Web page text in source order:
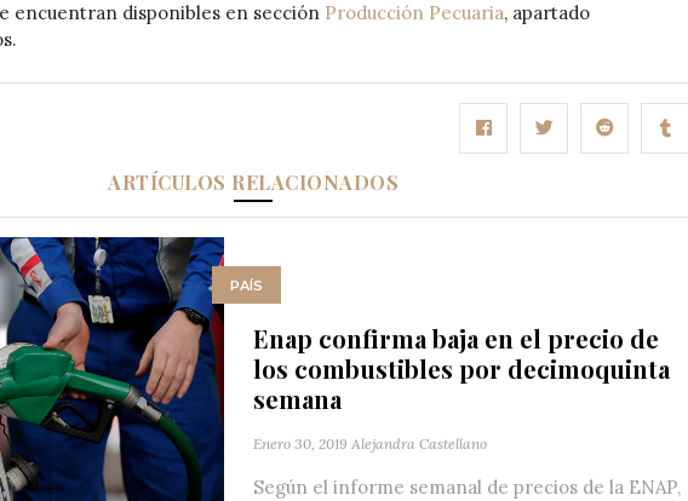
encuentran disponibles en sección Producción Pecuaria, apartado
ARTÍCULOS RELACIONADOS
PAÍS
Enap confirma baja en el precio de
los combustibles por decimoquinta
semana
Enero 30, 2019 Alejandra Castellano
Según el informe semanal de precios de la ENAP,